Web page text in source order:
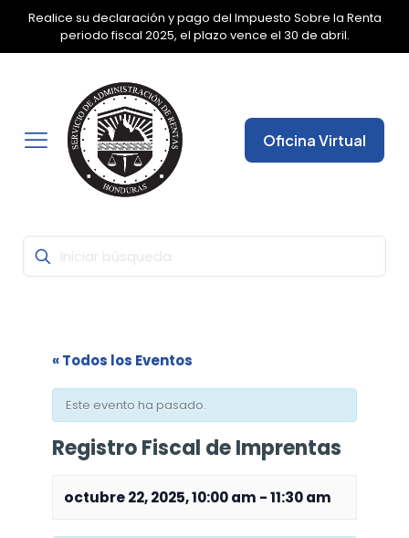
Realice su declaración y pago del Impuesto Sobre la Renta
periodo fiscal 2025, el plazo vence el 30 de abril.
✕
Oficina Virtual
« Todos los Eventos
Este evento ha pasado.
Registro Fiscal de Imprentas
octubre 22, 2025, 10:00 am -11:30 am